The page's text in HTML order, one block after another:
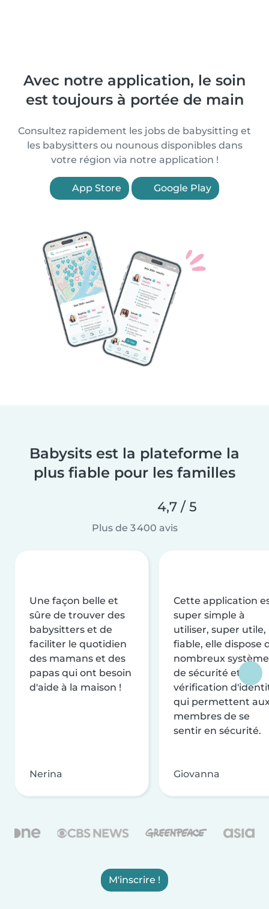
Avec notre application, le soin
est toujours à portée de main
Consultez rapidement les jobs de babysitting et
les babysitters ou nounous disponibles dans
votre région via notre application !
App Store Google Play
Babysits est la plateforme la
plus fiable pour les familles
4,7 / 5
Plus de 3 400 avis
Une façon belle et
sûre de trouver des
babysitters et de
faciliter le quotidien
des mamans et des
papas qui ont besoin
d'aide à la maison !
Nerina
Cette application
super simple à
utiliser, super utile,
fiable, elle dispose
nombreux
de sécurité et de
vérification
qui permettent
membres de se
sentir en sécurité.
Giovanna
M'inscrire !